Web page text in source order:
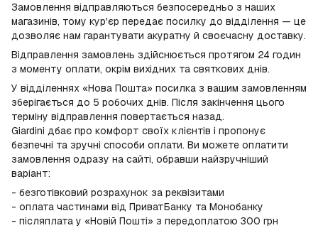
Замовлення відправляються безпосередньо з наших
магазинів, тому кур'єр передає посилку до відділення — це
дозволяє нам гарантувати акуратну й своєчасну доставку.
Відправлення замовлень здійснюється протягом 24 годин
з моменту оплати, окрім вихідних та святкових днів.
У відділеннях «Нова Пошта» посилка з вашим замовленням
зберігається до 5 робочих днів. Після закінчення цього
терміну відправлення повертається назад.
Giardini дбає про комфорт своїх клієнтів і пропонує
безпечні та зручні способи оплати. Ви можете оплатити
замовлення одразу на сайті, обравши найзручніший
варіант:
- безготівковий розрахунок за реквізитами
- оплата частинами від ПриватБанку та Монобанку
- післяплата у «Новій Пошті» з передоплатою 300 грн